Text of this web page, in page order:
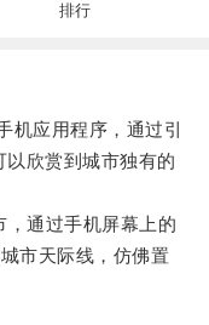
排行
应用程序，通过引
欣赏到城市独有的
通过手机屏幕上的
市天际线，仿佛置